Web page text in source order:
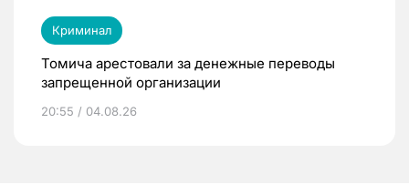
Криминал
Томича арестовали за денежные переводы
запрещенной организации
20:55 / 04.08.26